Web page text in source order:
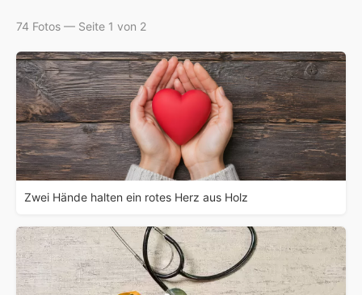
74 Fotos — Seite 1 von 2
Zwei Hände halten ein rotes Herz aus Holz